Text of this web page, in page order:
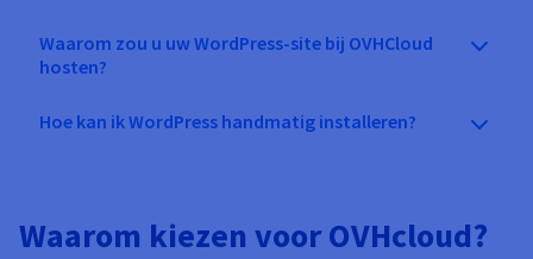
Waarom zou u uw WordPress-site bij OVHCloud
hosten?
Hoe kan ik WordPress handmatig installeren?
Waarom kiezen voor OVHcloud?